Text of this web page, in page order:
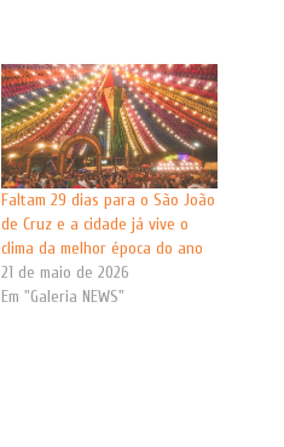
Faltam 29 dias para o São João
de Cruz e a cidade já vive o
clima da melhor época do ano
21 de maio de 2026
Em "Galeria NEWS"